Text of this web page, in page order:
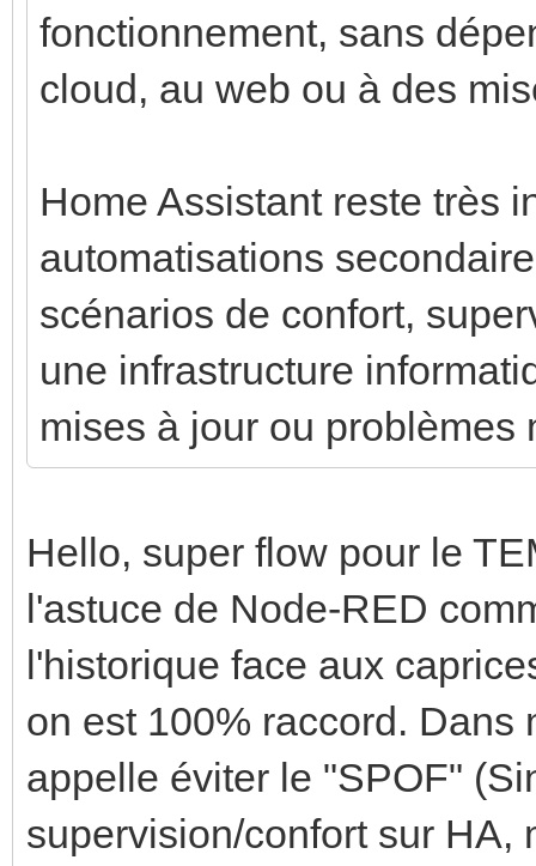
fonctionnement, sans
cloud, au web ou à des
Home Assistant reste très
automatisations
scénarios de confort,
une infrastructure
mises à jour ou problèmes
Hello, super flow pour le
l'astuce de Node-RED
l'historique face aux
on est 100% raccord. Dans
appelle éviter le "SPOF"
supervision/confort sur